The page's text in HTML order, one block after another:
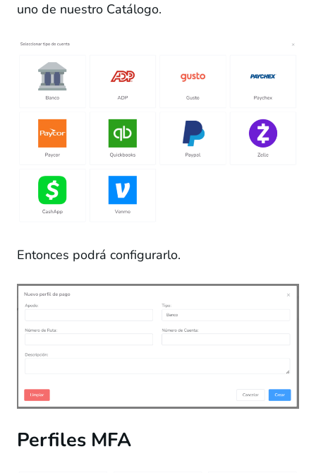
uno de nuestro Catálogo.
Entonces podrá configurarlo.
Perfiles MFA